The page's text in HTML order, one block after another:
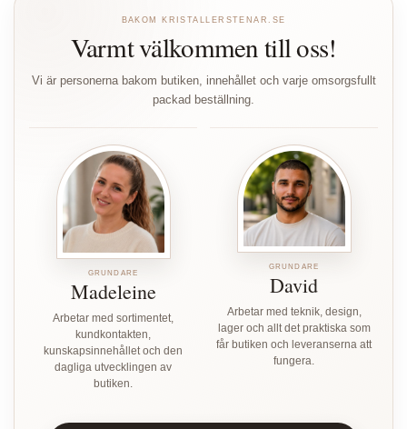
BAKOM KRISTALLERSTENAR.SE
Varmt välkommen till oss!
Vi är personerna bakom butiken, innehållet och varje omsorgsfullt
packad beställning.
GRUNDARE
Madeleine
Arbetar med sortimentet,
kundkontakten,
kunskapsinnehållet och den
dagliga utvecklingen av
butiken.
GRUNDARE
David
Arbetar med teknik, design,
lager och allt det praktiska som
får butiken och leveranserna att
fungera.